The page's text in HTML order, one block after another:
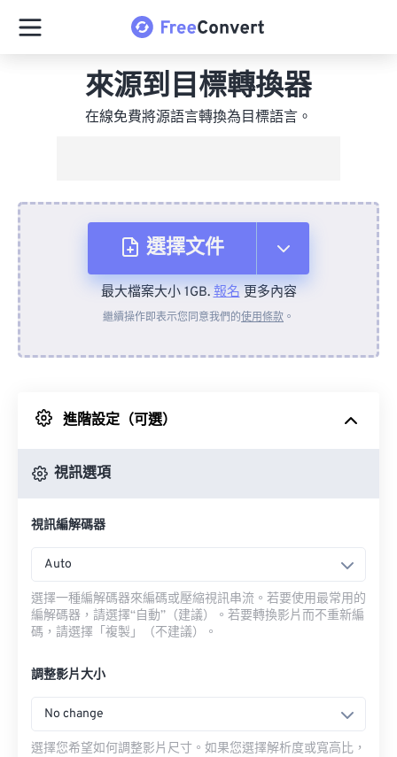
來源到目標轉換器
在線免費將源語言轉換為目標語言。
選擇文件
來自裝置
來自 Google 雲端硬碟
最大檔案大小 1GB.報名更多內容
繼續操作即表示您同意我們的使用條款 。
進階設定（可選）
視訊選項
視訊編解碼器
Auto
選擇一種編解碼器來編碼或壓縮視訊串流。若要使用最常用的
編解碼器，請選擇“自動”（建議）。若要轉換影片而不重新編
碼，請選擇「複製」（不建議）。
調整影片大小
No change
選擇您希望如何調整影片尺寸。如果您選擇解析度或寬高比，